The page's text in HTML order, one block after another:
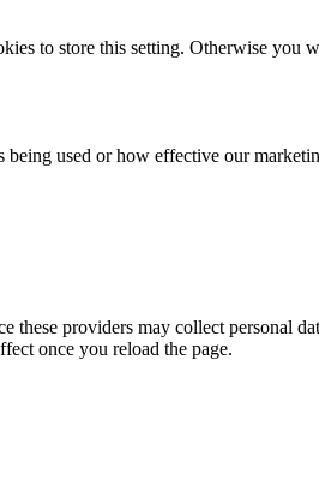
to store this setting. Otherwise
used or how effective our
providers may collect personal
once you reload the page.